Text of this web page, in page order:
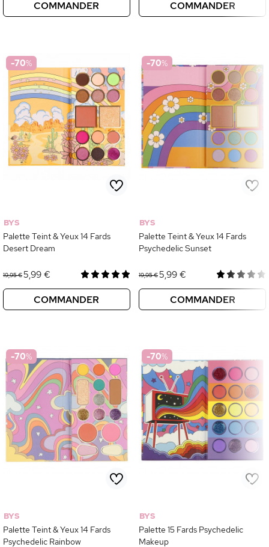
COMMANDER COMMANDER
-70%
BYS
Palette Teint & Yeux 14 Fards
Desert Dream
19,95 €5,99 €
COMMANDER
-70%
BYS
Palette Teint & Yeux 14 Fards
Psychedelic Sunset
19,95 €5,99 €
COMMANDER
-70%
BYS
Palette Teint & Yeux 14 Fards
Psychedelic Rainbow
-70%
BYS
Palette 15 Fards Psychedelic
Makeup